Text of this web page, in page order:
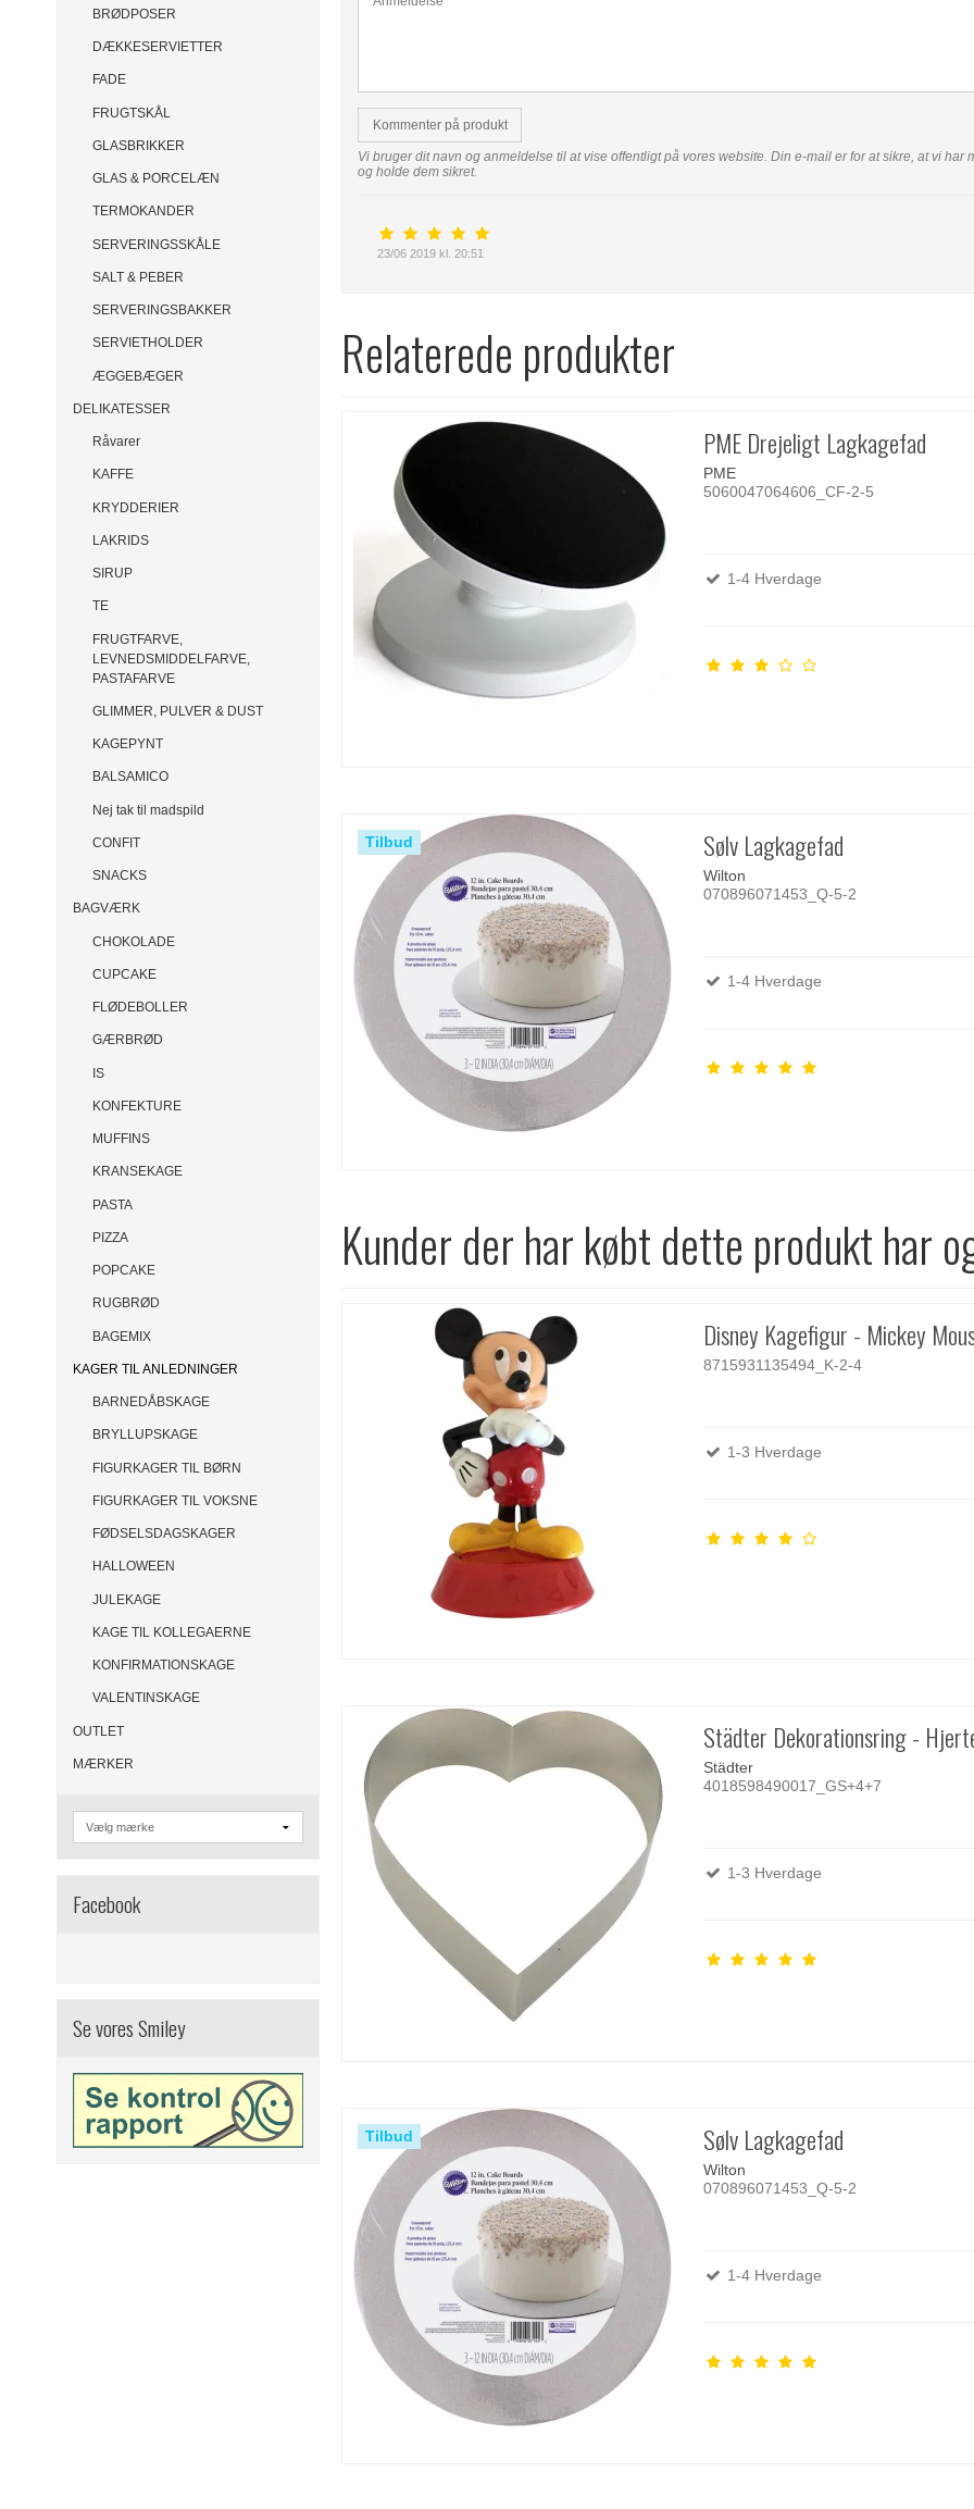
BRØDPOSER
DÆKKESERVIETTER
FADE
FRUGTSKÅL
GLASBRIKKER
GLAS & PORCELÆN
TERMOKANDER
SERVERINGSSKÅLE
SALT & PEBER
SERVERINGSBAKKER
SERVIETHOLDER
ÆGGEBÆGER
DELIKATESSER
Råvarer
KAFFE
KRYDDERIER
LAKRIDS
SIRUP
TE
FRUGTFARVE,
LEVNEDSMIDDELFARVE,
PASTAFARVE
GLIMMER, PULVER & DUST
KAGEPYNT
BALSAMICO
Nej tak til madspild
CONFIT
SNACKS
BAGVÆRK
CHOKOLADE
CUPCAKE
FLØDEBOLLER
GÆRBRØD
IS
KONFEKTURE
MUFFINS
KRANSEKAGE
PASTA
PIZZA
POPCAKE
RUGBRØD
BAGEMIX
KAGER TIL ANLEDNINGER
BARNEDÅBSKAGE
BRYLLUPSKAGE
FIGURKAGER TIL BØRN
FIGURKAGER TIL VOKSNE
FØDSELSDAGSKAGER
HALLOWEEN
JULEKAGE
KAGE TIL KOLLEGAERNE
KONFIRMATIONSKAGE
VALENTINSKAGE
OUTLET
MÆRKER
Facebook
Se vores Smiley
Kommenter på produkt
Vi bruger dit navn og anmeldelse til at vise offentligt på vores website. Din e-mail er for at sikre, at vi
og holde dem sikret.
23/06 2019 kl. 20:51
Relaterede produkter
PME Drejeligt Lagkagefad
PME
5060047064606_CF-2-5
1-4 Hverdage
Tilbud Sølv Lagkagefad
Wilton
070896071453_Q-5-2
1-4 Hverdage
Kunder der har købt dette produkt har
Disney Kagefigur - Mickey
8715931135494_K-2-4
1-3 Hverdage
Städter Dekorationsring -
Städter
4018598490017_GS+4+7
1-3 Hverdage
Tilbud Sølv Lagkagefad
Wilton
070896071453_Q-5-2
1-4 Hverdage